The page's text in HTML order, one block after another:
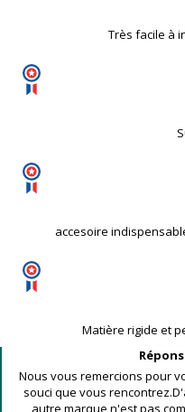
Très facile à
accesoire
Matière rigide et
Nous vous remercions pour
souci que vous
autre marque n'est pas